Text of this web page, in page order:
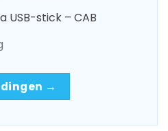
USB-stick – CAB
→